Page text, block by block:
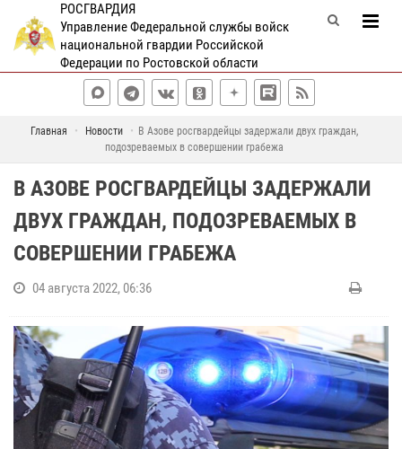
РОСГВАРДИЯ
Управление Федеральной службы войск
национальной гвардии Российской
Федерации по Ростовской области
Главная Новости
В Азове росгвардейцы задержали двух граждан,
подозреваемых в совершении грабежа
В АЗОВЕ РОСГВАРДЕЙЦЫ ЗАДЕРЖАЛИ
ДВУХ ГРАЖДАН, ПОДОЗРЕВАЕМЫХ В
СОВЕРШЕНИИ ГРАБЕЖА
04 августа 2022, 06:36